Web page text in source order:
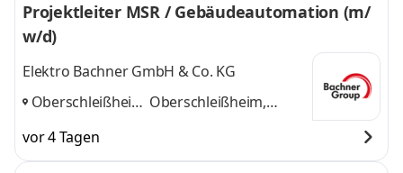
Projektleiter MSR / Gebäudeautomation (m/
w/d)
Elektro Bachner GmbH & Co. KG
Oberschleißheim,
Leipzig,
Oberschleißheim,
vor 4 Tagen